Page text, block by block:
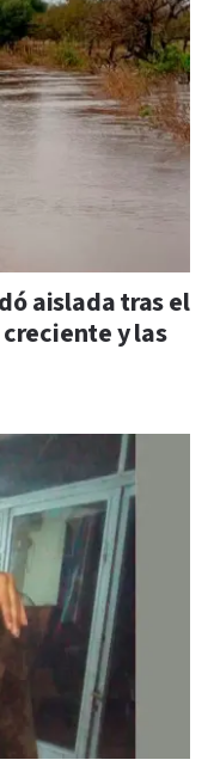
aislada tras el
creciente y las